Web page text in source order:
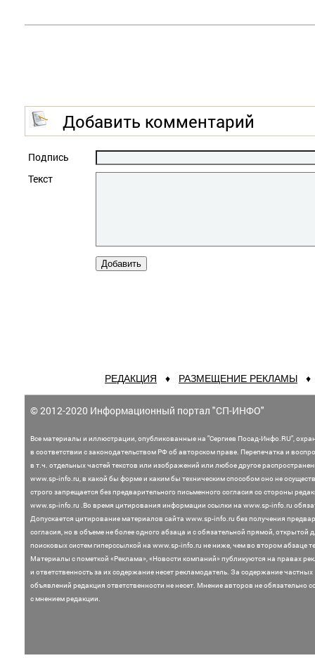
Добавить комментарий
Подпись
Текст
РЕДАКЦИЯ ♦ РАЗМЕЩЕНИЕ РЕКЛАМЫ
© 2012-2020 Информационный портал "СП-ИНФО"
Все материалы и иллюстрации,опубликованные на "Сергиев Посад-Инфо.RU",
в соответствии с законодательством РФ об авторском праве. Перепечатка и
в т.ч. отдельных частей текстов или изображений или любое другое
www.sp-info.ru, в какой бы форме и каким бы техническим способом оно не
строго запрещается без предварительного письменного согласия со стороны
www.sp-info.ru .Во время цитирования информации ссылки на www.sp-info.ru
Допускается цитирование материалов сайта www.sp-info.ru без получения
согласия, но в объеме не более одного абзаца и с обязательной прямой, открытой
поисковых систем гиперссылкой на www.sp-info.ru не ниже, чем во втором абзаце
Материалы с пометкой «Реклама», «Новости компаний» публикуются на правах
и ответственность за их содержание несет рекламодатель. За содержание частных
объявлений редакция ответственности не несет. Мнениеавторов не обязательно
с мнением редакции.